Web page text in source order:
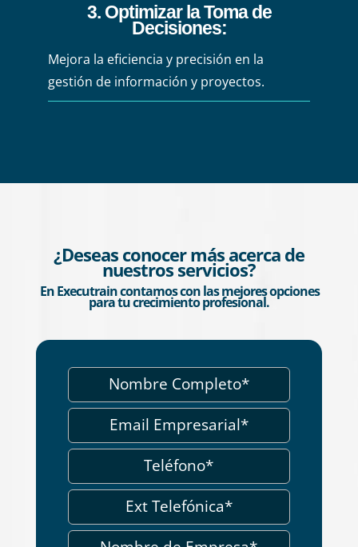
3. Optimizar la Toma de
Decisiones:
Mejora la eficiencia y precisión en la
gestión de información y proyectos.
¿Deseas conocer más acerca de
nuestros servicios?
En Executrain contamos con las mejores opciones
para tu crecimiento profesional.